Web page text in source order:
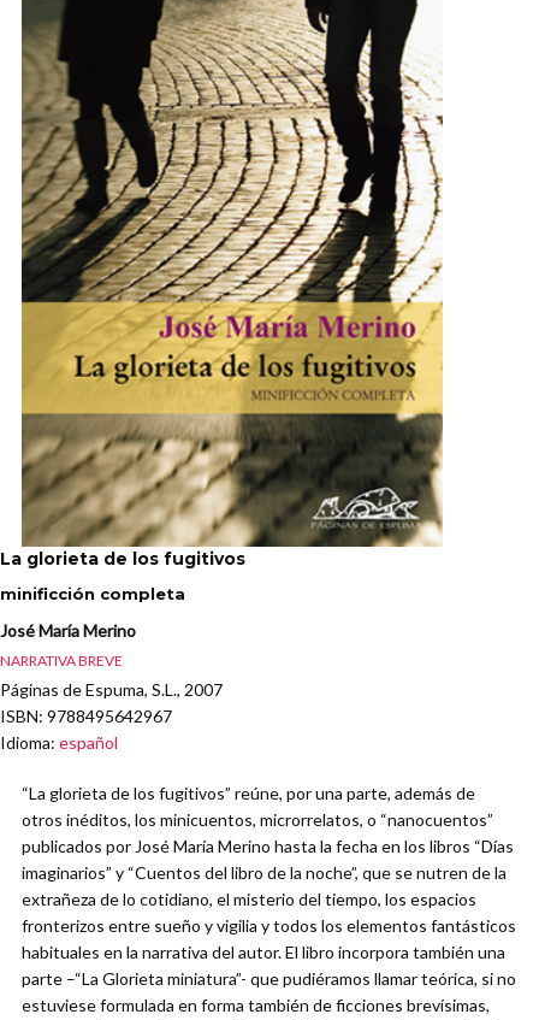
La glorieta de los fugitivos
minificción completa
José María Merino
NARRATIVA BREVE
Páginas de Espuma, S.L., 2007
ISBN: 9788495642967
Idioma: español
“La glorieta de los fugitivos” reúne, por una parte, además de
otros inéditos, los minicuentos, microrrelatos, o “nanocuentos”
publicados por José María Merino hasta la fecha en los libros “Días
imaginarios” y “Cuentos del libro de la noche”, que se nutren de la
extrañeza de lo cotidiano, el misterio del tiempo, los espacios
fronterizos entre sueño y vigilia y todos los elementos fantásticos
habituales en la narrativa del autor. El libro incorpora también una
parte –“La Glorieta miniatura”- que pudiéramos llamar teórica, si no
estuviese formulada en forma también de ficciones brevísimas,